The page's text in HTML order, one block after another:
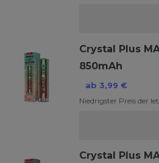
Crystal Plus
850mAh
ab 3,99 €
Niedrigster Preis der
Crystal Plus